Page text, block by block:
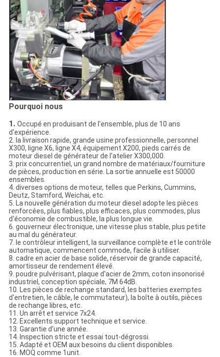
Pourquoi nous
1. Occupé en produisant de l'ensemble, plus de 10 ans
d'expérience.
2. la livraison rapide, grande usine professionnelle, personnel
X300, ligne X6, ligne X4, équipement X200, pieds carrés de
moteur diesel de générateur de l'atelier X300,000.
3. prix concurrentiel, un grand nombre de matériaux/fourniture
de pièces, production en série. La sortie annuelle est 50000
ensembles.
4. diverses options de moteur, telles que Perkins, Cummins,
Deutz, Stamford, Weichai, etc.
5. La nouvelle génération du moteur diesel adopte les pièces
renforcées, plus fiables, plus efficaces, plus commodes, plus
d'économie de combustible, la plus longue vie.
6. gouverneur électronique, une vitesse plus stable, plus petite
au mal du générateur.
7. le contrôleur intelligent, la surveillance complète et le contrôle
automatique, commencent commode, facile à utiliser.
8. cadre en acier de base solide, réservoir de grande capacité,
amortisseur de rendement élevé.
9. poudre pulvérisant, plaque d'acier de 2mm, coton insonorisé
industriel, conception spéciale, 7M 64dB.
10. Les pièces de rechange standard, les batteries exemptes
d'entretien, le câble, le commutateur), la boîte à outils, pièces
de rechange libres, etc.
11. Un arrêt et service 7x24.
12. Excellents support technique et service.
13. Garantie d'une année.
14. Inspection stricte et essai tout-dégrossi.
15. Adapté et OEM aux besoins du client disponibles.
16. MOQ comme 1unit.